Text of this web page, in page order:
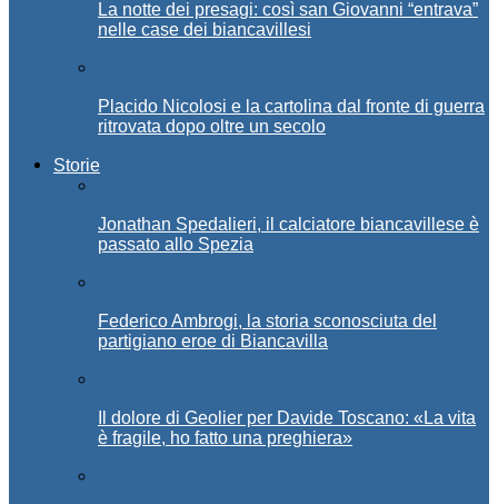
La notte dei presagi: così san Giovanni “entrava”
nelle case dei biancavillesi
Placido Nicolosi e la cartolina dal fronte di guerra
ritrovata dopo oltre un secolo
Storie
Jonathan Spedalieri, il calciatore biancavillese è
passato allo Spezia
Federico Ambrogi, la storia sconosciuta del
partigiano eroe di Biancavilla
Il dolore di Geolier per Davide Toscano: «La vita
è fragile, ho fatto una preghiera»